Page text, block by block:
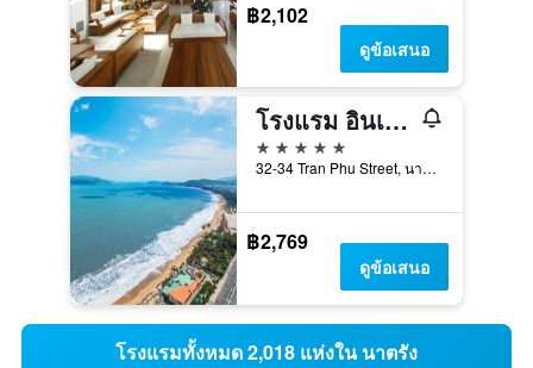
฿2,102
ดูข้อเสนอ
โรงแรม อินเตอร์คอนติเนนตัล Nha Trang บาย IHG
5 ดาว
32-34 Tran Phu Street, นาตรัง, เวียดนาม
฿2,769
ดูข้อเสนอ
โรงแรมทั้งหมด 2,018 แห่งใน นาตรัง